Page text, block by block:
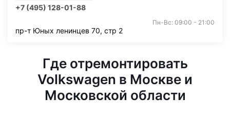
+7 (495) 128-01-88
Пн-Вс: 09:00 - 21:00
пр-т Юных ленинцев 70, стр 2
Где отремонтировать
Volkswagen в Москве и
Московской области